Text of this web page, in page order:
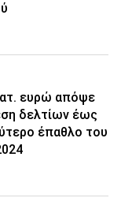
ευρώ απόψε
δελτίων έως
έπαθλο του